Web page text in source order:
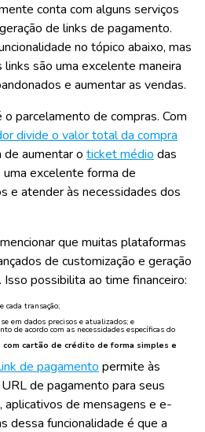
conta com alguns serviços
de links de pagamento.
no tópico abaixo, mas
são uma excelente maneira
e aumentar as vendas.
parcelamento de compras. Com
divide o valor total da compra
de aumentar o ticket médio das
excelente forma de
e atender às necessidades dos
que muitas plataformas
de customização e geração
possibilita ao time financeiro:
cada transação;
em dados precisos e atualizados; e
de acordo com as necessidades específicas do
cartão de crédito de forma simples e
de pagamento permite às
de pagamento para seus
aplicativos de mensagens e e-
dessa funcionalidade é que a